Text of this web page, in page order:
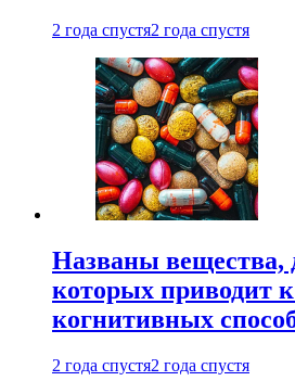
2 года спустя2 года спустя
Названы вещества,
которых приводит
когнитивных
2 года спустя2 года спустя